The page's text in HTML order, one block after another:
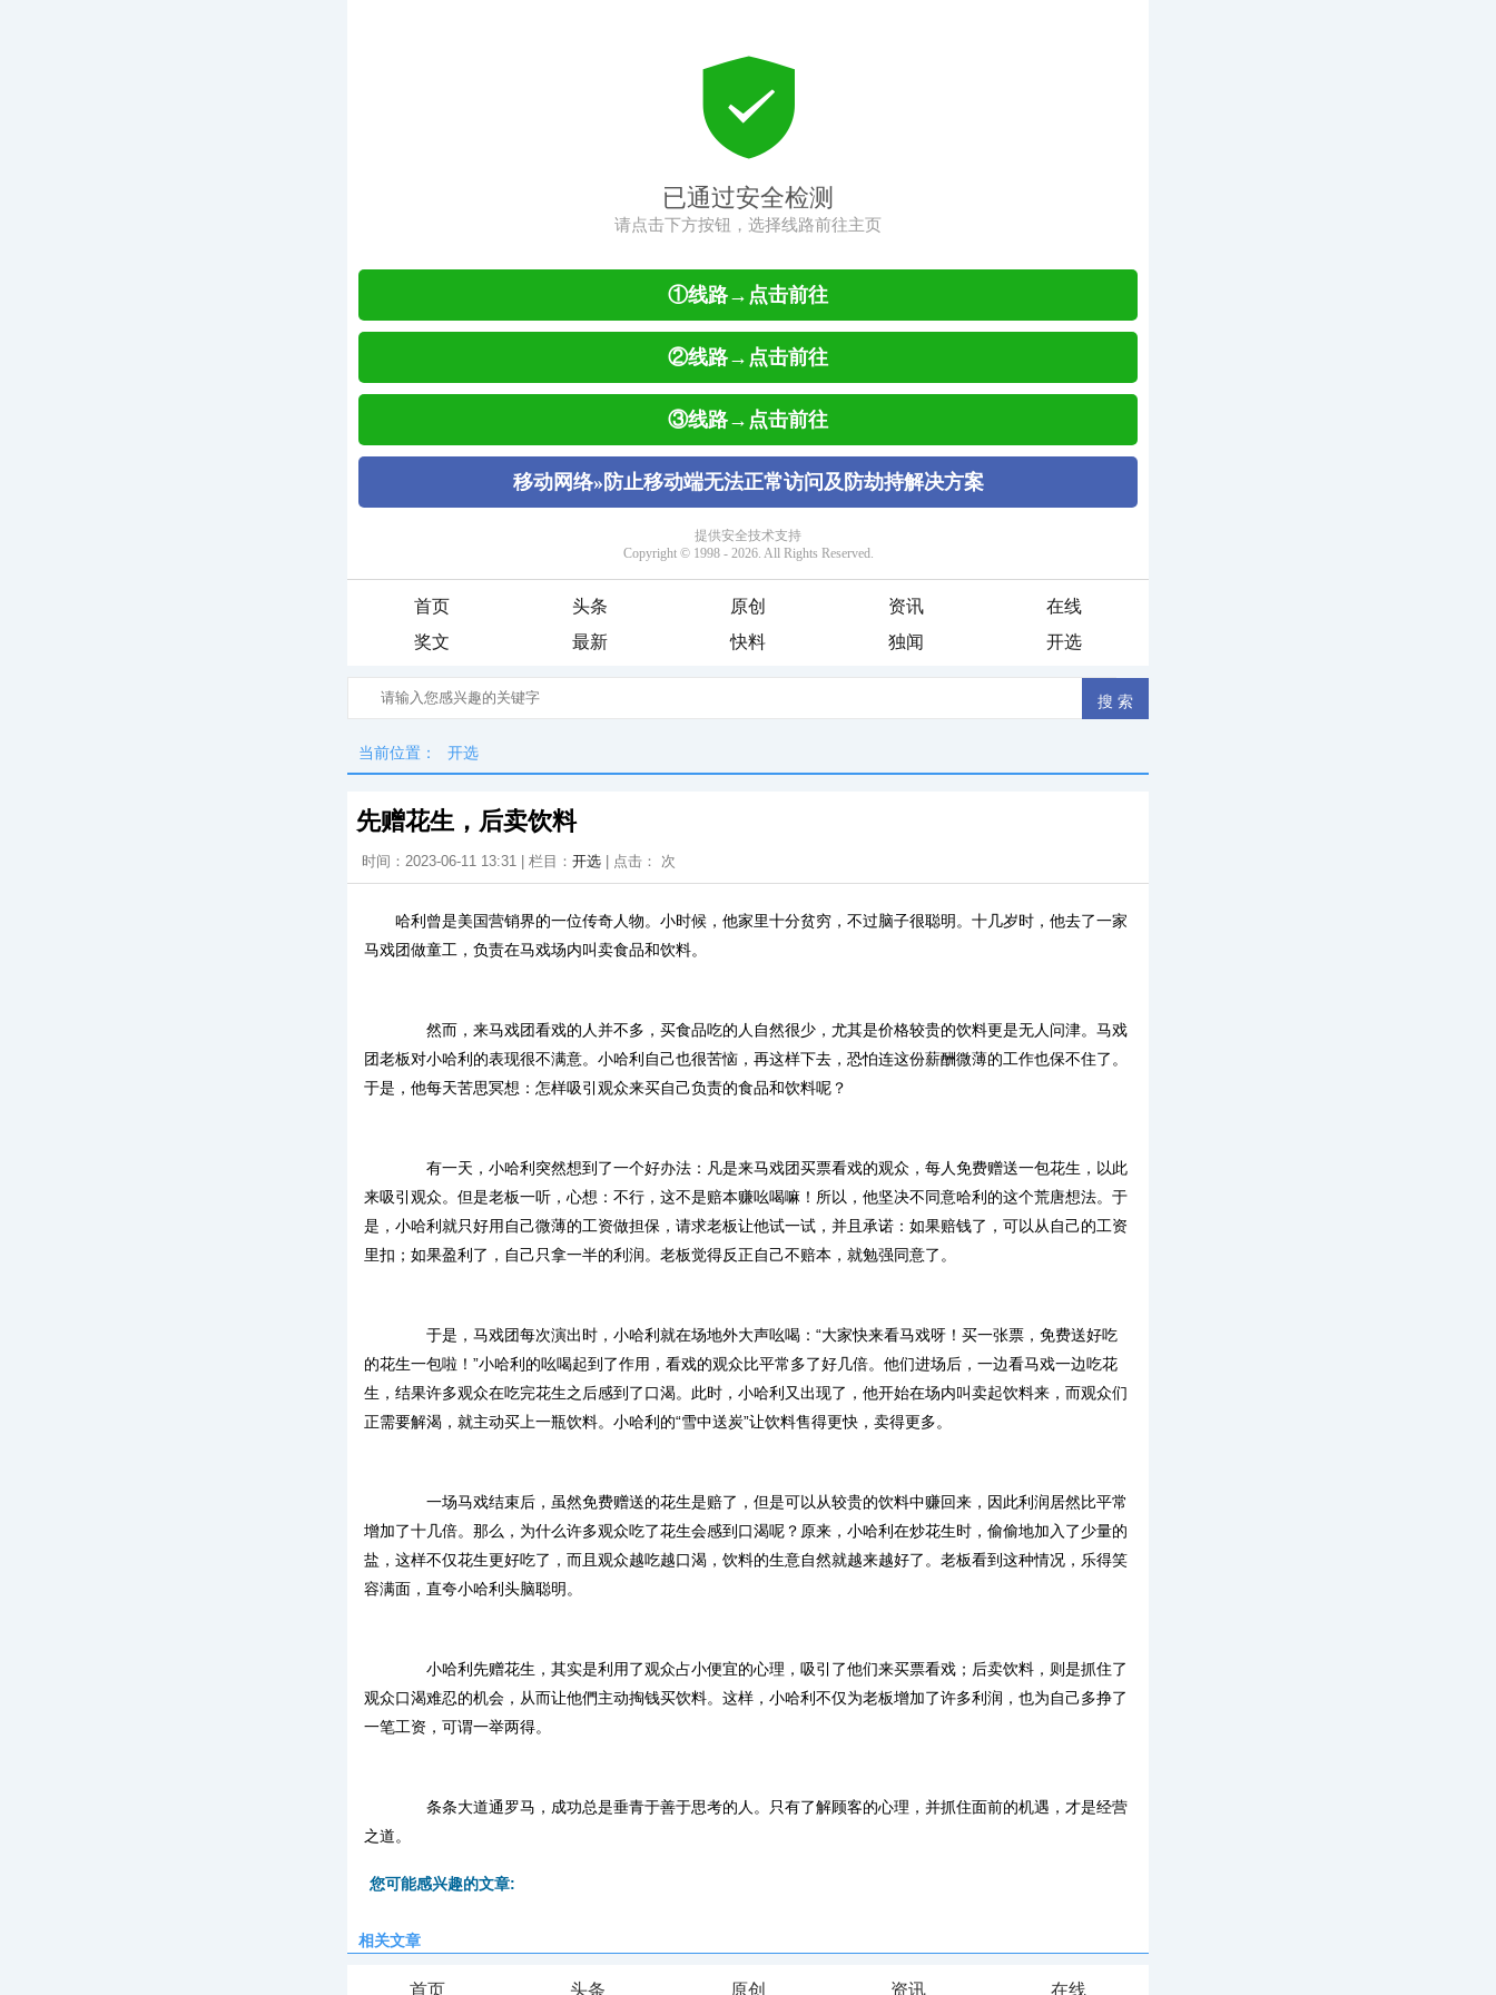
首页 头条 原创 资讯
在线
奖文
最新 快料 独闻 开选
当前位置： 开选
先赠花生，后卖饮料
时间：2023-06-11 13:31 | 栏目： 开选 | 点击： 次
哈利曾是美国营销界的一位传奇人物。小时候，他家里十分贫穷，不过脑子很聪明。十几岁时，他去了一家
马戏团做童工，负责在马戏场内叫卖食品和饮料。
然而，来马戏团看戏的人并不多，买食品吃的人自然很少，尤其是价格较贵的饮料更是无人问津。马戏
团老板对小哈利的表现很不满意。小哈利自己也很苦恼，再这样下去，恐怕连这份薪酬微薄的工作也保不住了。
于是，他每天苦思冥想：怎样吸引观众来买自己负责的食品和饮料呢？
有一天，小哈利突然想到了一个好办法：凡是来马戏团买票看戏的观众，每人免费赠送一包花生，以此
来吸引观众。但是老板一听，心想：不行，这不是赔本赚吆喝嘛！所以，他坚决不同意哈利的这个荒唐想法。于
是，小哈利就只好用自己微薄的工资做担保，请求老板让他试一试，并且承诺：如果赔钱了，可以从自己的工资
里扣；如果盈利了，自己只拿一半的利润。老板觉得反正自己不赔本，就勉强同意了。
于是，马戏团每次演出时，小哈利就在场地外大声吆喝：“大家快来看马戏呀！买一张票，免费送好吃
的花生一包啦！”小哈利的吆喝起到了作用，看戏的观众比平常多了好几倍。他们进场后，一边看马戏一边吃花
生，结果许多观众在吃完花生之后感到了口渴。此时，小哈利又出现了，他开始在场内叫卖起饮料来，而观众们
正需要解渴，就主动买上一瓶饮料。小哈利的“雪中送炭”让饮料售得更快，卖得更多。
一场马戏结束后，虽然免费赠送的花生是赔了，但是可以从较贵的饮料中赚回来，因此利润居然比平常
增加了十几倍。那么，为什么许多观众吃了花生会感到口渴呢？原来，小哈利在炒花生时，偷偷地加入了少量的
盐，这样不仅花生更好吃了，而且观众越吃越口渴，饮料的生意自然就越来越好了。老板看到这种情况，乐得笑
容满面，直夸小哈利头脑聪明。
小哈利先赠花生，其实是利用了观众占小便宜的心理，吸引了他们来买票看戏；后卖饮料，则是抓住了
观众口渴难忍的机会，从而让他們主动掏钱买饮料。这样，小哈利不仅为老板增加了许多利润，也为自己多挣了
一笔工资，可谓一举两得。
条条大道通罗马，成功总是垂青于善于思考的人。只有了解顾客的心理，并抓住面前的机遇，才是经营
之道。
您可能感兴趣的文章:
相关文章
首页 头条 原创 资讯 在线